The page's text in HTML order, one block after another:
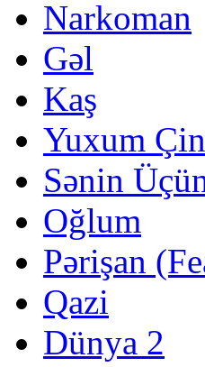
Narkoman
Gəl
Kaş
Yuxum
Sənin
Oğlum
Pərişan
Qazi
Dünya 2